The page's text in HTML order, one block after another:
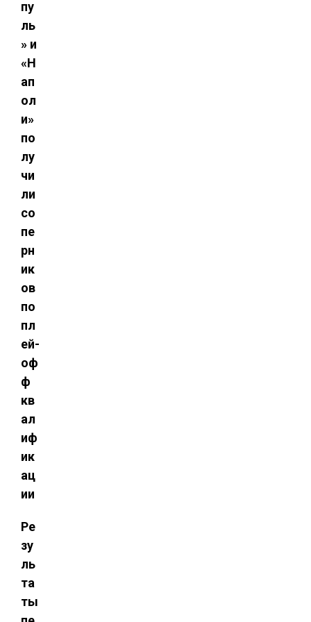
пу
ль
» и
«Н
ап
ол
и»
по
лу
чи
ли
со
пе
рн
ик
ов
по
пл
ей-
оф
ф
кв
ал
иф
ик
ац
ии
Ре
зу
ль
та
ты